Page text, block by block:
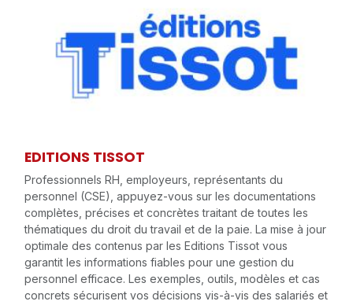
EDITIONS TISSOT
Professionnels RH, employeurs, représentants du
personnel (CSE), appuyez-vous sur les documentations
complètes, précises et concrètes traitant de toutes les
thématiques du droit du travail et de la paie. La mise à jour
optimale des contenus par les Editions Tissot vous
garantit les informations fiables pour une gestion du
personnel efficace. Les exemples, outils, modèles et cas
concrets sécurisent vos décisions vis-à-vis des salariés et